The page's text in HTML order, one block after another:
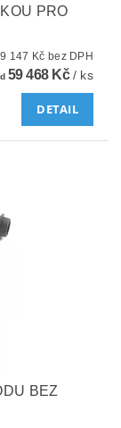
PRO
od 49 147 Kč bez DPH
59 468 Kč/ ks
DETAIL
BEZ